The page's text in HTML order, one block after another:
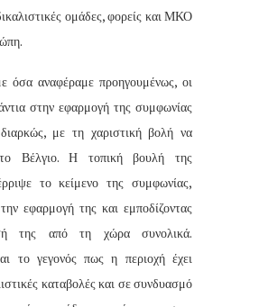
ομάδες, φορείς και ΜΚΟ
όσα αναφέραμε προηγουμένως, οι
στην εφαρμογή της συμφωνίας
διαρκώς, με τη χαριστική βολή να
Βέλγιο. Η τοπική βουλή της
το κείμενο της συμφωνίας,
εφαρμογή της και εμποδίζοντας
της από τη χώρα συνολικά.
το γεγονός πως η περιοχή έχει
καταβολές και σε συνδυασμό